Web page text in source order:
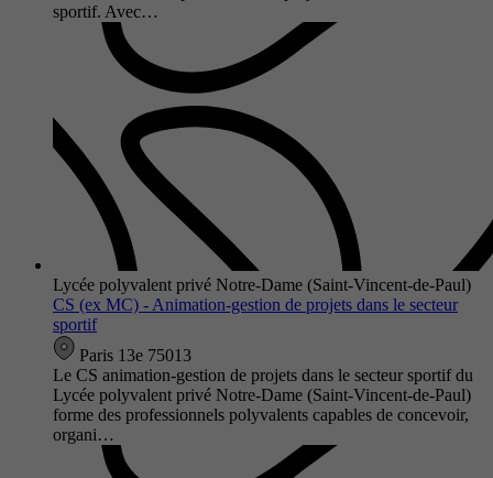
sportif. Avec…
Lycée polyvalent privé Notre-Dame (Saint-Vincent-de-Paul)
CS (ex MC) - Animation-gestion de projets dans le secteur
sportif
Paris 13e 75013
Le CS animation-gestion de projets dans le secteur sportif du
Lycée polyvalent privé Notre-Dame (Saint-Vincent-de-Paul)
forme des professionnels polyvalents capables de concevoir,
organi…